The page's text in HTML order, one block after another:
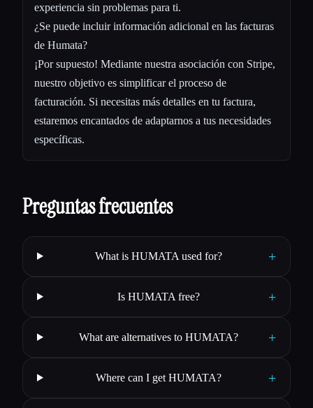
experiencia sin problemas para ti.
¿Se puede incluir información adicional en las facturas
de Humata?
¡Por supuesto! Mediante nuestra asociación con Stripe,
nuestro objetivo es simplificar el proceso de
facturación. Si necesitas más detalles en tu factura,
estaremos encantados de adaptarnos a tus necesidades
específicas.
Preguntas frecuentes
What is HUMATA used for? +
Is HUMATA free? +
What are alternatives to HUMATA? +
Where can I get HUMATA? +